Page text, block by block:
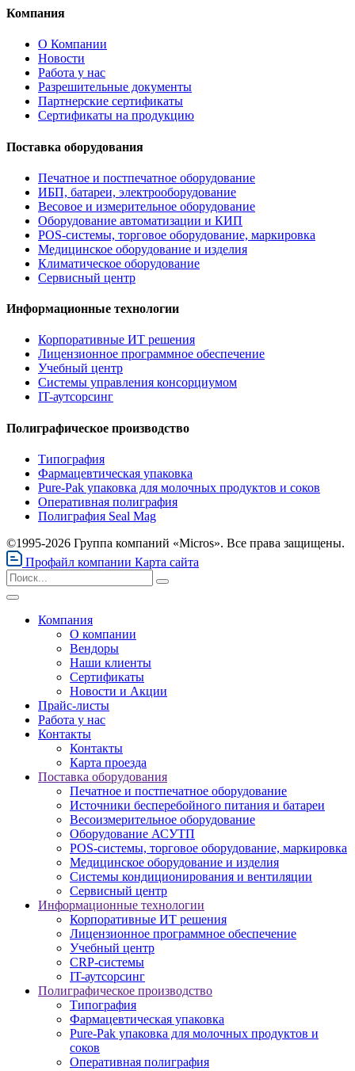
Компания
О Компании
Новости
Работа у нас
Разрешительные документы
Партнерские сертификаты
Сертификаты на продукцию
Поставка оборудования
Печатное и постпечатное оборудование
ИБП, батареи, электрооборудование
Весовое и измерительное оборудование
Оборудование автоматизации и КИП
POS-системы, торговое оборудование, маркировка
Медицинское оборудование и изделия
Климатическое оборудование
Сервисный центр
Информационные технологии
Корпоративные ИТ решения
Лицензионное программное обеспечение
Учебный центр
Системы управления консорциумом
IT-аутсорсинг
Полиграфическое производство
Типография
Фармацевтическая упаковка
Pure-Pak упаковка для молочных продуктов и соков
Оперативная полиграфия
Полиграфия Seal Mag
©1995-2026 Группа компаний «Micros». Все права защищены.
Профайл компании Карта сайта
Компания
О компании
Вендоры
Наши клиенты
Сертификаты
Новости и Акции
Прайс-листы
Работа у нас
Контакты
Контакты
Карта проезда
Поставка оборудования
Печатное и постпечатное оборудование
Источники бесперебойного питания и батареи
Весоизмерительное оборудование
Оборудование АСУТП
POS-системы, торговое оборудование, маркировка
Медицинское оборудование и изделия
Системы кондиционирования и вентиляции
Сервисный центр
Информационные технологии
Корпоративные ИТ решения
Лицензионное программное обеспечение
Учебный центр
CRP-системы
IT-аутсорсинг
Полиграфическое производство
Типография
Фармацевтическая упаковка
Pure-Pak упаковка для молочных продуктов и
соков
Оперативная полиграфия